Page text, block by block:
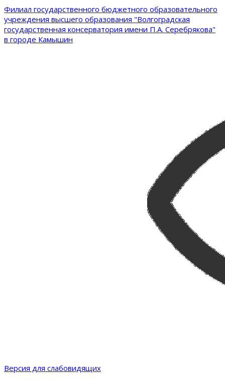
Филиал государственного бюджетного образовательного
учреждения высшего образования "Волгоградская
государственная консерватория имени П.А. Серебрякова"
в городе Камышин
Версия для слабовидящих